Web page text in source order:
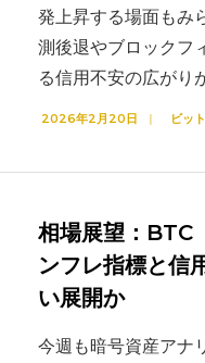
発上昇する場面もみ
測後退やブロックフ
る信用不安の広がり
2026年2月20日 | ビッ
相場展望：BTC
ンフレ指標と信
い展開か
今週も暗号資産アナ